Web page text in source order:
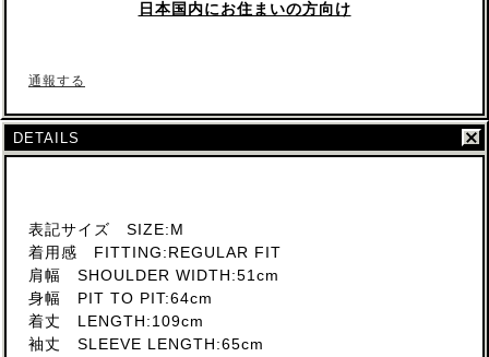
日本国内にお住まいの方向け
通報する
DETAILS
表記サイズ SIZE:M
着用感 FITTING:REGULAR FIT
肩幅 SHOULDER WIDTH:51cm
身幅 PIT TO PIT:64cm
着丈 LENGTH:109cm
袖丈 SLEEVE LENGTH:65cm